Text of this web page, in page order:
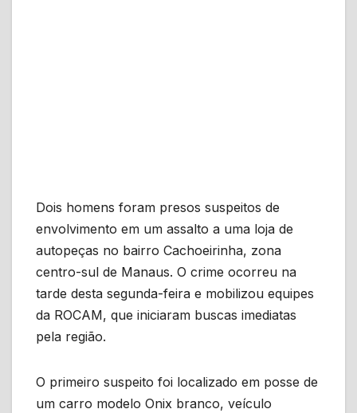
Dois homens foram presos suspeitos de
envolvimento em um assalto a uma loja de
autopeças no bairro Cachoeirinha, zona
centro-sul de Manaus. O crime ocorreu na
tarde desta segunda-feira e mobilizou equipes
da ROCAM, que iniciaram buscas imediatas
pela região.
O primeiro suspeito foi localizado em posse de
um carro modelo Onix branco, veículo